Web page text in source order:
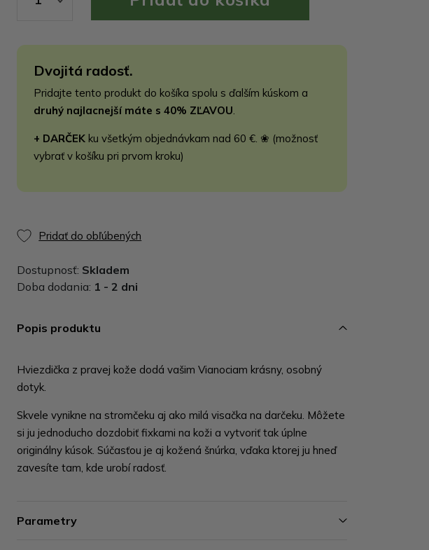
Dvojitá radosť.
Pridajte tento produkt do košíka spolu s ďalším kúskom a
druhý najlacnejší máte s 40% ZĽAVOU.
+ DARČEK ku všetkým objednávkam nad 60 €. ❀ (možnosť
vybrať v košíku pri prvom kroku)
Pridať do obľúbených
Dostupnosť: Skladem
Doba dodania: 1 - 2 dni
Popis produktu
Hviezdička z pravej kože dodá vašim Vianociam krásny, osobný
dotyk.
Skvele vynikne na stromčeku aj ako milá visačka na darčeku. Môžete
si ju jednoducho dozdobiť fixkami na koži a vytvoriť tak úplne
originálny kúsok. Súčasťou je aj kožená šnúrka, vďaka ktorej ju hneď
zavesíte tam, kde urobí radosť.
Parametry